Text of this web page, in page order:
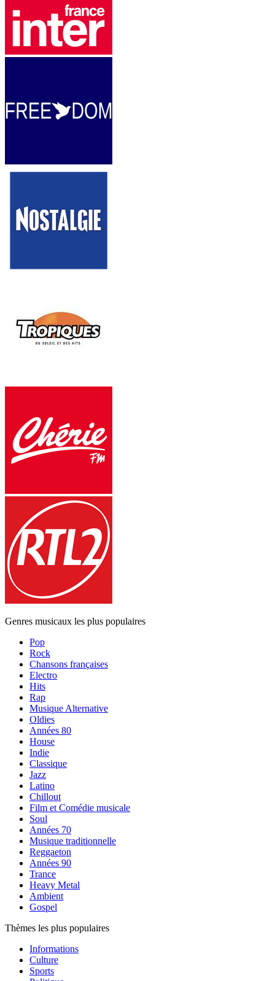
Genres musicaux les plus populaires
Pop
Rock
Chansons françaises
Electro
Hits
Rap
Musique Alternative
Oldies
Années 80
House
Indie
Classique
Jazz
Latino
Chillout
Film et Comédie musicale
Soul
Années 70
Musique traditionnelle
Reggaeton
Années 90
Trance
Heavy Metal
Ambient
Gospel
Thèmes les plus populaires
Informations
Culture
Sports